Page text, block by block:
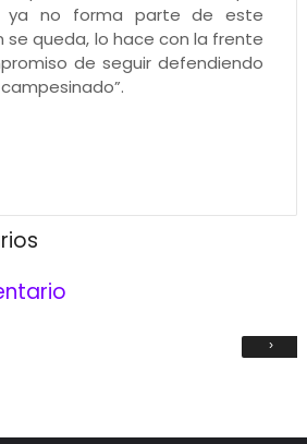
ya no forma parte de este
se queda, lo hace con la frente
de seguir defendiendo
›